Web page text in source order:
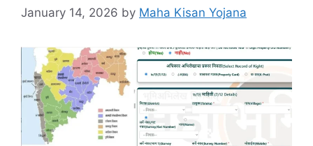
January 14, 2026 by Maha Kisan Yojana